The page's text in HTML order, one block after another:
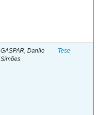
GASPAR, Danilo
Simões
Tese